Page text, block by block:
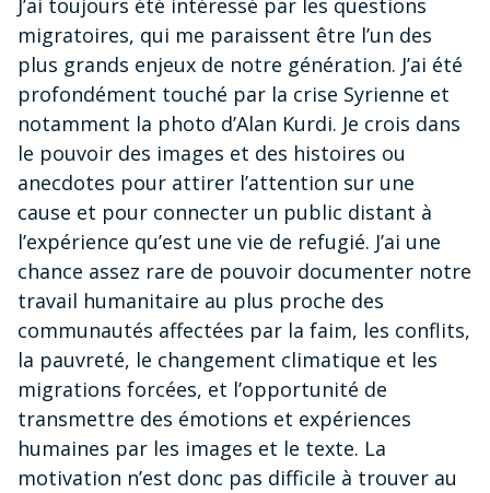
J’ai toujours été intéressé par les questions
migratoires, qui me paraissent être l’un des
plus grands enjeux de notre génération. J’ai été
profondément touché par la crise Syrienne et
notamment la photo d’Alan Kurdi. Je crois dans
le pouvoir des images et des histoires ou
anecdotes pour attirer l’attention sur une
cause et pour connecter un public distant à
l’expérience qu’est une vie de refugié. J’ai une
chance assez rare de pouvoir documenter notre
travail humanitaire au plus proche des
communautés affectées par la faim, les conflits,
la pauvreté, le changement climatique et les
migrations forcées, et l’opportunité de
transmettre des émotions et expériences
humaines par les images et le texte. La
motivation n’est donc pas difficile à trouver au